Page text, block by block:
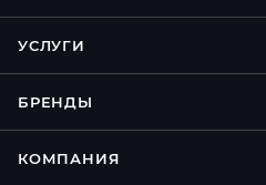
УСЛУГИ
БРЕНДЫ
КОМПАНИЯ